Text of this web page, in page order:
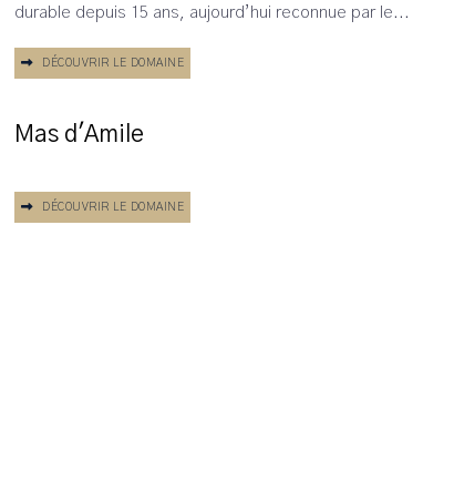
durable depuis 15 ans, aujourd’hui reconnue par le...
DÉCOUVRIR LE DOMAINE
Mas d'Amile
DÉCOUVRIR LE DOMAINE